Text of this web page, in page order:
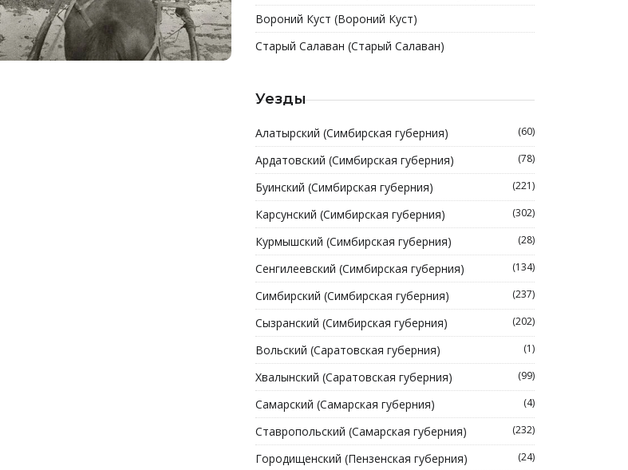
Вороний Куст (Вороний Куст)
Старый Салаван (Старый Салаван)
Уезды
Алатырский (Симбирская губерния) (60)
Ардатовский (Симбирская губерния) (78)
Буинский (Симбирская губерния) (221)
Карсунский (Симбирская губерния) (302)
Курмышский (Симбирская губерния) (28)
Сенгилеевский (Симбирская губерния) (134)
Симбирский (Симбирская губерния) (237)
Сызранский (Симбирская губерния) (202)
Вольский (Саратовская губерния) (1)
Хвалынский (Саратовская губерния) (99)
Самарский (Самарская губерния) (4)
Ставропольский (Самарская губерния) (232)
Городищенский (Пензенская губерния) (24)